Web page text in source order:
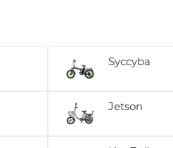
Syccyba
Jetson